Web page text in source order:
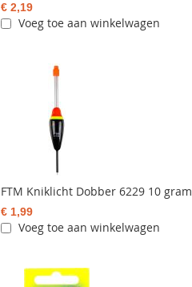
€ 2,19
Voeg toe aan winkelwagen
FTM Kniklicht Dobber 6229 10 gram
€ 1,99
Voeg toe aan winkelwagen